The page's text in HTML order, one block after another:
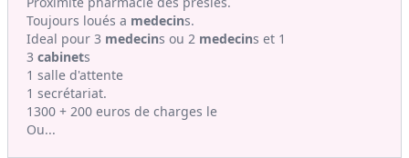
Toujours loués a medecins.
Ideal pour 3 medecins ou 2 medecins et 1
3 cabinets
1 salle d'attente
1 secrétariat.
1300 + 200 euros de charges le
Ou...